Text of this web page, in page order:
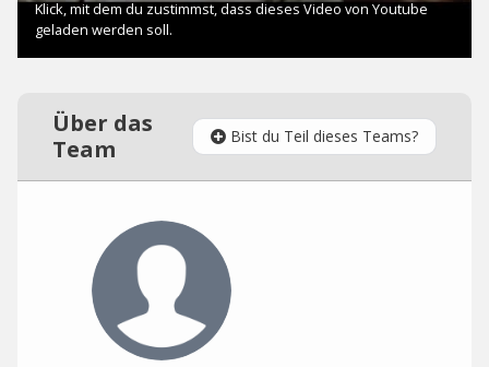
Über das
Team
Bist du Teil dieses Teams?